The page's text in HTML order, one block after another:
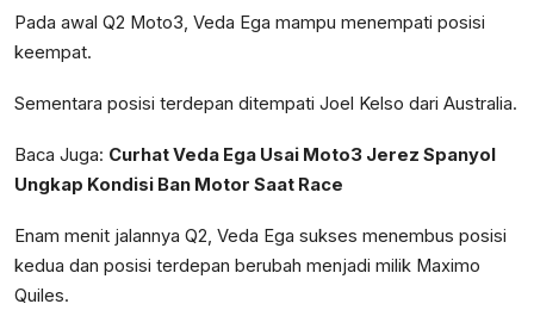
Pada awal Q2 Moto3, Veda Ega mampu menempati posisi
keempat.
Sementara posisi terdepan ditempati Joel Kelso dari Australia.
Baca Juga: Curhat Veda Ega Usai Moto3 Jerez Spanyol
Ungkap Kondisi Ban Motor Saat Race
Enam menit jalannya Q2, Veda Ega sukses menembus posisi
kedua dan posisi terdepan berubah menjadi milik Maximo
Quiles.